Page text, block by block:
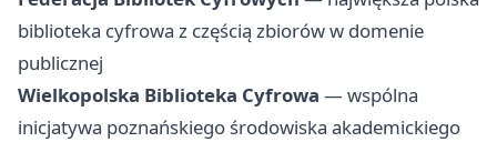
biblioteka cyfrowa z częścią zbiorów w domenie
publicznej
Wielkopolska Biblioteka Cyfrowa — wspólna
inicjatywa poznańskiego środowiska akademickiego